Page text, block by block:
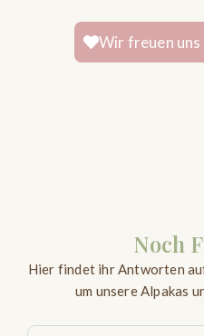
Wir freuen
Noch
Hier findet ihr Antworten
um unsere Alpakas